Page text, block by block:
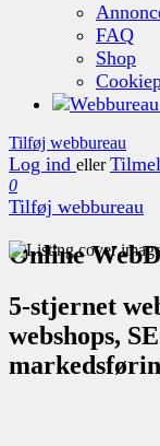
FAQ
Shop
Tilføj webbureau
Log ind eller
0
Tilføj webbureau
Online
5-stjernet
webshops,